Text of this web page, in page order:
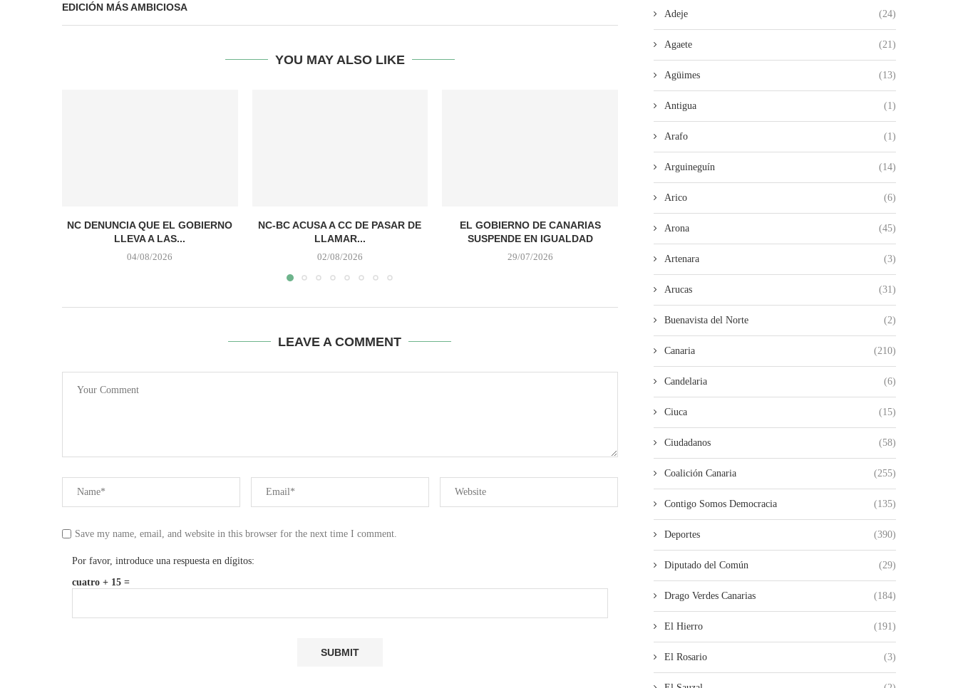
EDICIÓN MÁS AMBICIOSA
YOU MAY ALSO LIKE
NC DENUNCIA QUE EL GOBIERNO
LLEVA A LAS...
04/08/2026
NC-BC ACUSA A CC DE PASAR DE
LLAMAR...
02/08/2026
EL GOBIERNO DE CANARIAS
SUSPENDE EN IGUALDAD
29/07/2026
LA UNIDAD DE LA IZQUIERDA
28/07/2026
ROMÁN RODRÍGUEZ SIN
26/07/2026
LEAVE A COMMENT
Save my name, email, and website in this browser for the next time I comment.
Por favor, introduce una respuesta en dígitos:
cuatro + 15 =
Adeje (24)
Agaete (21)
Agüimes (13)
Antigua (1)
Arafo (1)
Arguineguín (14)
Arico (6)
Arona (45)
Artenara (3)
Arucas (31)
Buenavista del Norte (2)
Canaria (210)
Candelaria (6)
Ciuca (15)
Ciudadanos (58)
Coalición Canaria (255)
Contigo Somos Democracia (135)
Deportes (390)
Diputado del Común (29)
Drago Verdes Canarias (184)
El Hierro (191)
El Rosario (3)